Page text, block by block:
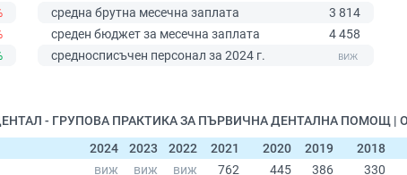
средна брутна месечна заплата
3 814
среден бюджет за месечна заплата
4 458
средносписъчен персонал за 2024 г.
ДЕНТАЛ - ГРУПОВА ПРАКТИКА ЗА ПЪРВИЧНА ДЕНТАЛНА ПОМОЩ |
2024
2023 2022 2021 2020 2019
2018